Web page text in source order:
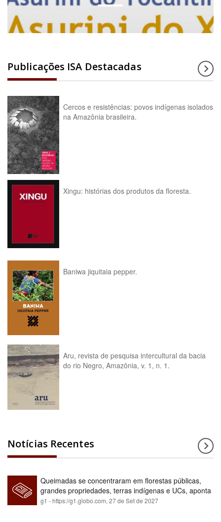
Publicações ISA Destacadas
Cercos e resistências: povos indígenas isolados
na Amazônia brasileira.
Xingu: histórias dos produtos da floresta.
Baniwa jiquitaia pepper.
Aru, revista de pesquisa intercultural da bacia
do rio Negro, Amazônia, v. 1, n. 1.
Notícias Recentes
Queimadas se concentraram em florestas públicas,
grandes propriedades, terras indígenas e UCs, aponta
relatório
g1 - https://g1.globo.com,27 de Set de 2027